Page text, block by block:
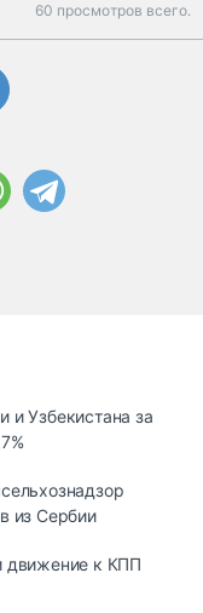
60 просмотров всего.
и Узбекистана за
из Сербии
движение к КПП